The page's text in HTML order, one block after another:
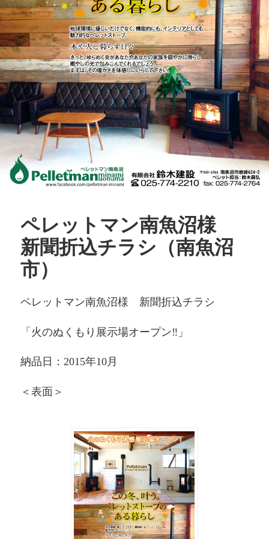
ペレットマン南魚沼様
新聞折込チラシ（南魚沼
市）
ペレットマン南魚沼様 新聞折込チラシ
「火のぬくもり展示場オープン‼」
納品日：2015年10月
＜表面＞